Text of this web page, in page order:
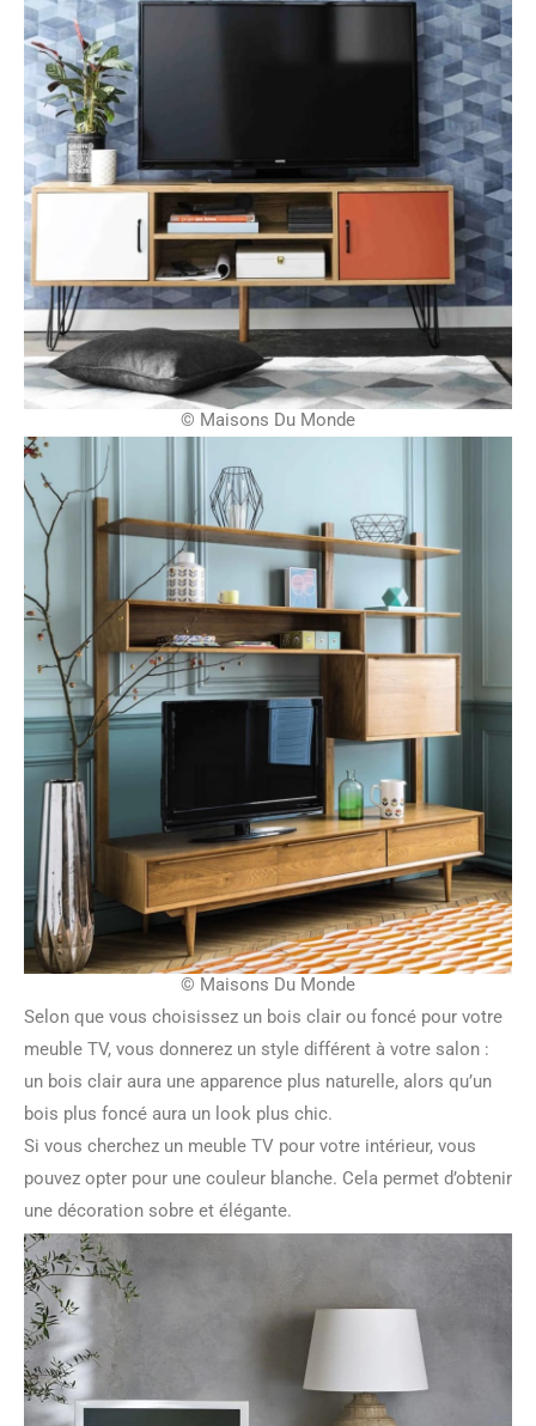
© Maisons Du Monde
© Maisons Du Monde
Selon que vous choisissez un bois clair ou foncé pour votre
meuble TV, vous donnerez un style différent à votre salon :
un bois clair aura une apparence plus naturelle, alors qu’un
bois plus foncé aura un look plus chic.
Si vous cherchez un meuble TV pour votre intérieur, vous
pouvez opter pour une couleur blanche. Cela permet d’obtenir
une décoration sobre et élégante.